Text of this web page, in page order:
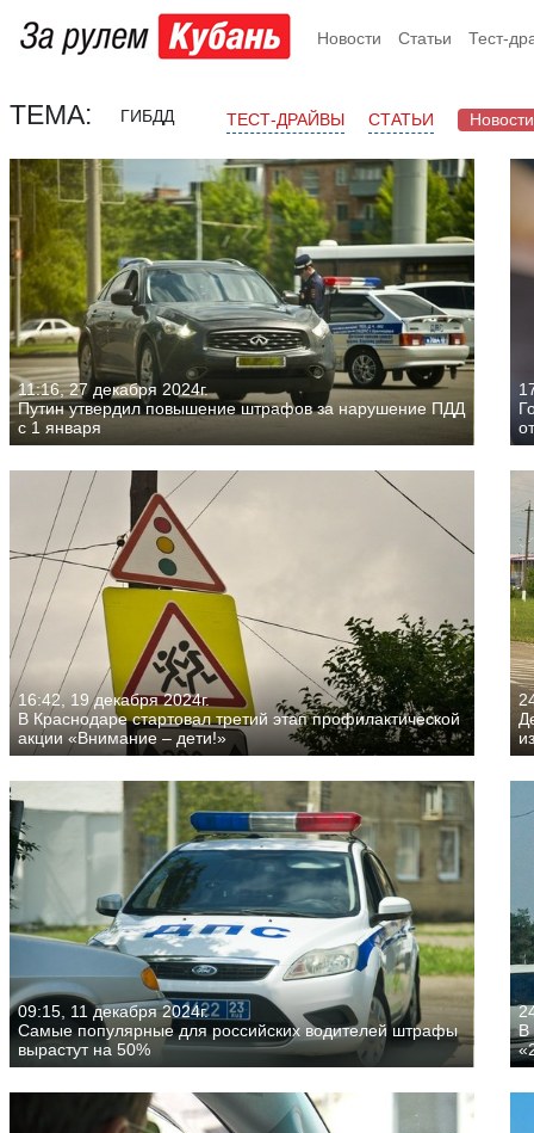
Новости Статьи Тест-
ТЕМА: ГИБДД ТЕСТ-ДРАЙВЫ СТАТЬИ Новости
11:16, 27 декабря 2024г.
Путин утвердил повышение штрафов за нарушение ПДД
с 1 января
16:42, 19 декабря 2024г.
В Краснодаре стартовал третий этап профилактической
акции «Внимание – дети!»
09:15, 11 декабря 2024г.
Самые популярные для российских водителей штрафы
вырастут на 50%
В